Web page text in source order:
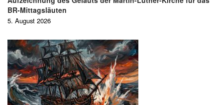
BR-Mittagsläuten
5. August 2026